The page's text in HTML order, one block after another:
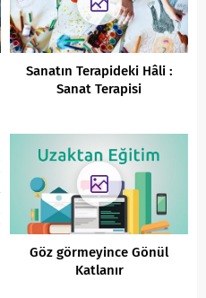
Sanatın Terapideki Hâli :
Sanat Terapisi
Göz görmeyince Gönül
Katlanır